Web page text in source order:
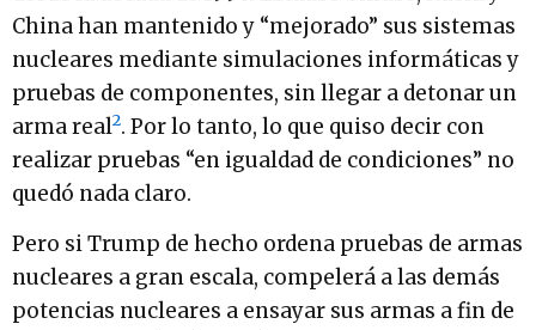
China han mantenido y “mejorado” sus sistemas
nucleares mediante simulaciones informáticas y
pruebas de componentes, sin llegar a detonar un
arma real2. Por lo tanto, lo que quiso decir con
realizar pruebas “en igualdad de condiciones” no
quedó nada claro.
Pero si Trump de hecho ordena pruebas de armas
nucleares a gran escala, compelerá a las demás
potencias nucleares a ensayar sus armas a fin de